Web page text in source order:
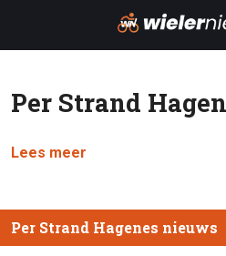
Per Strand
Lees meer
Per Strand Hagenes nieuws